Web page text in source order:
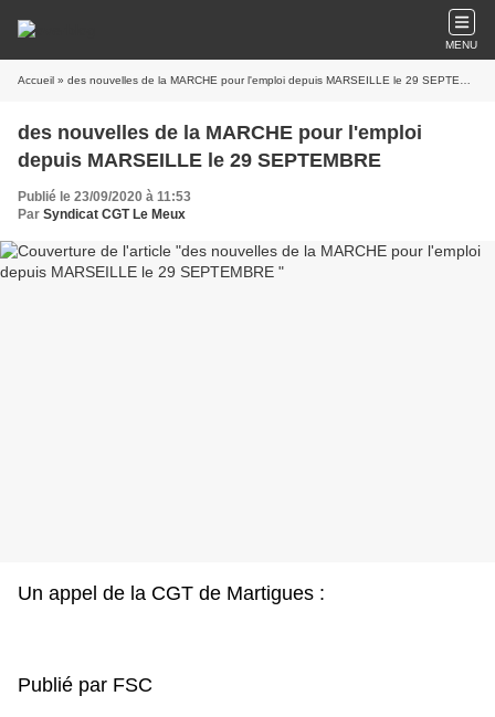
MENU
Accueil » des nouvelles de la MARCHE pour l'emploi depuis MARSEILLE le 29 SEPTEMBRE
des nouvelles de la MARCHE pour l'emploi
depuis MARSEILLE le 29 SEPTEMBRE
Publié le 23/09/2020 à 11:53
Par Syndicat CGT Le Meux
Un appel de la CGT de Martigues :
Publié par FSC